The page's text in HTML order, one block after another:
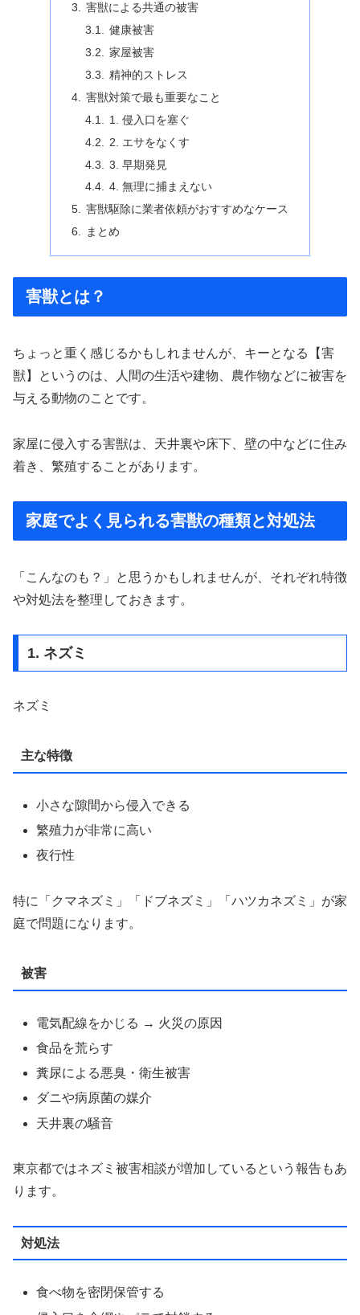
害獣による共通の被害
健康被害
家屋被害
精神的ストレス
害獣対策で最も重要なこと
1. 侵入口を塞ぐ
2. エサをなくす
3. 早期発見
4. 無理に捕まえない
害獣駆除に業者依頼がおすすめなケース
まとめ
害獣とは？
ちょっと重く感じるかもしれませんが、キーとなる【害
獣】というのは、人間の生活や建物、農作物などに被害を
与える動物のことです。
家屋に侵入する害獣は、天井裏や床下、壁の中などに住み
着き、繁殖することがあります。
家庭でよく見られる害獣の種類と対処法
「こんなのも？」と思うかもしれませんが、それぞれ特徴
や対処法を整理しておきます。
1. ネズミ
ネズミ
主な特徴
小さな隙間から侵入できる
繁殖力が非常に高い
夜行性
特に「クマネズミ」「ドブネズミ」「ハツカネズミ」が家
庭で問題になります。
被害
電気配線をかじる → 火災の原因
食品を荒らす
糞尿による悪臭・衛生被害
ダニや病原菌の媒介
天井裏の騒音
東京都ではネズミ被害相談が増加しているという報告もあ
ります。
対処法
食べ物を密閉保管する